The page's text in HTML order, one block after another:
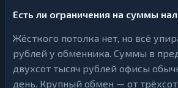
Есть ли ограничения на суммы
Жёсткого потолка нет, но всё
рублей у обменника. Суммы в
двухсот тысяч рублей офисы
день. Крупный обмен — от